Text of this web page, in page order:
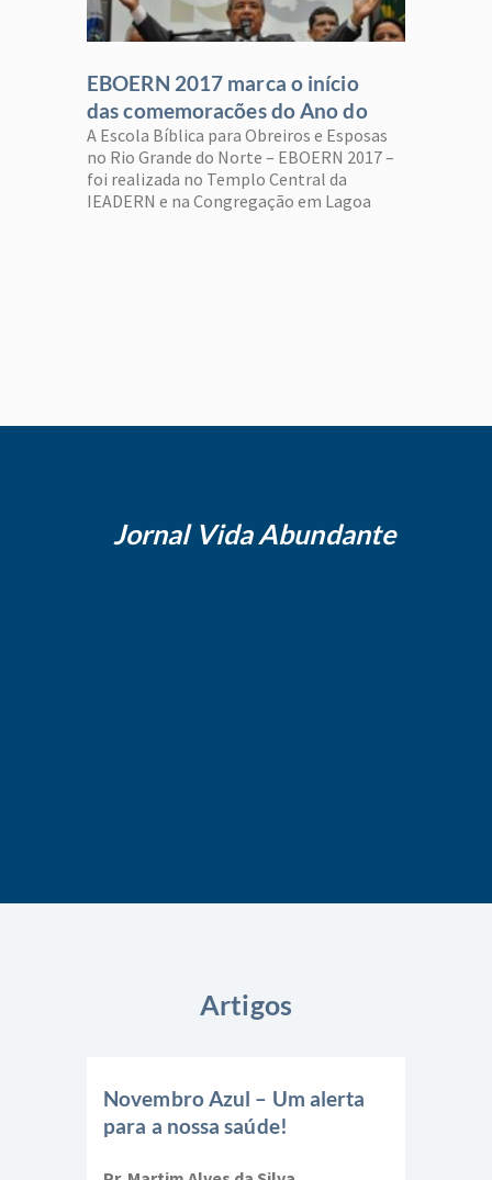
EBOERN 2017 marca o início
das comemorações do Ano do
Centenário
A Escola Bíblica para Obreiros e Esposas
no Rio Grande do Norte – EBOERN 2017 –
foi realizada no Templo Central da
IEADERN e na Congregação em Lagoa
Jornal Vida Abundante
Artigos
Novembro Azul – Um alerta
para a nossa saúde!